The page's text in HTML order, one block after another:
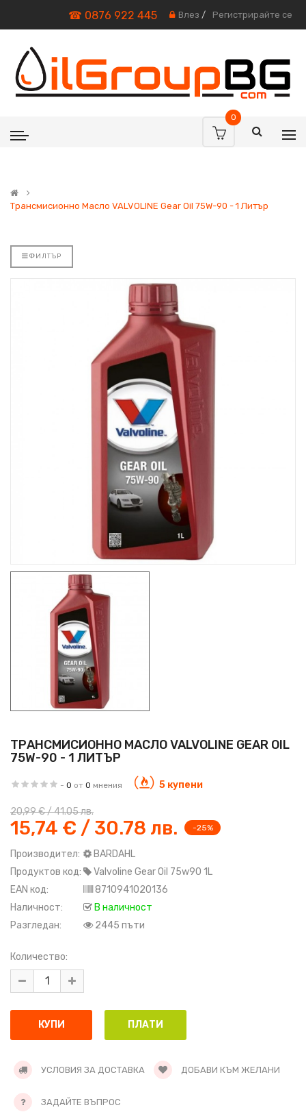
☎ 0876 922 445 Влез / Регистрирайте се
0
Трансмисионно Масло VALVOLINE Gear Oil 75W-90 - 1 Литър
ФИЛТЪР
ТРАНСМИСИОННО МАСЛО VALVOLINE GEAR OIL
75W-90 - 1 ЛИТЪР
- 0 от 0 мнения 5 купени
15,74 € / 30.78 лв. -25%
20,99 € / 41.05 лв.
Производител:
BARDAHL
Продуктов код:
Valvoline Gear Oil 75w90 1L
EAN код:
8710941020136
Наличност:
В наличност
Разгледан:
2445 пъти
Количество:
УСЛОВИЯ ЗА ДОСТАВКА ДОБАВИ КЪМ ЖЕЛАНИ
ЗАДАЙТЕ ВЪПРОС